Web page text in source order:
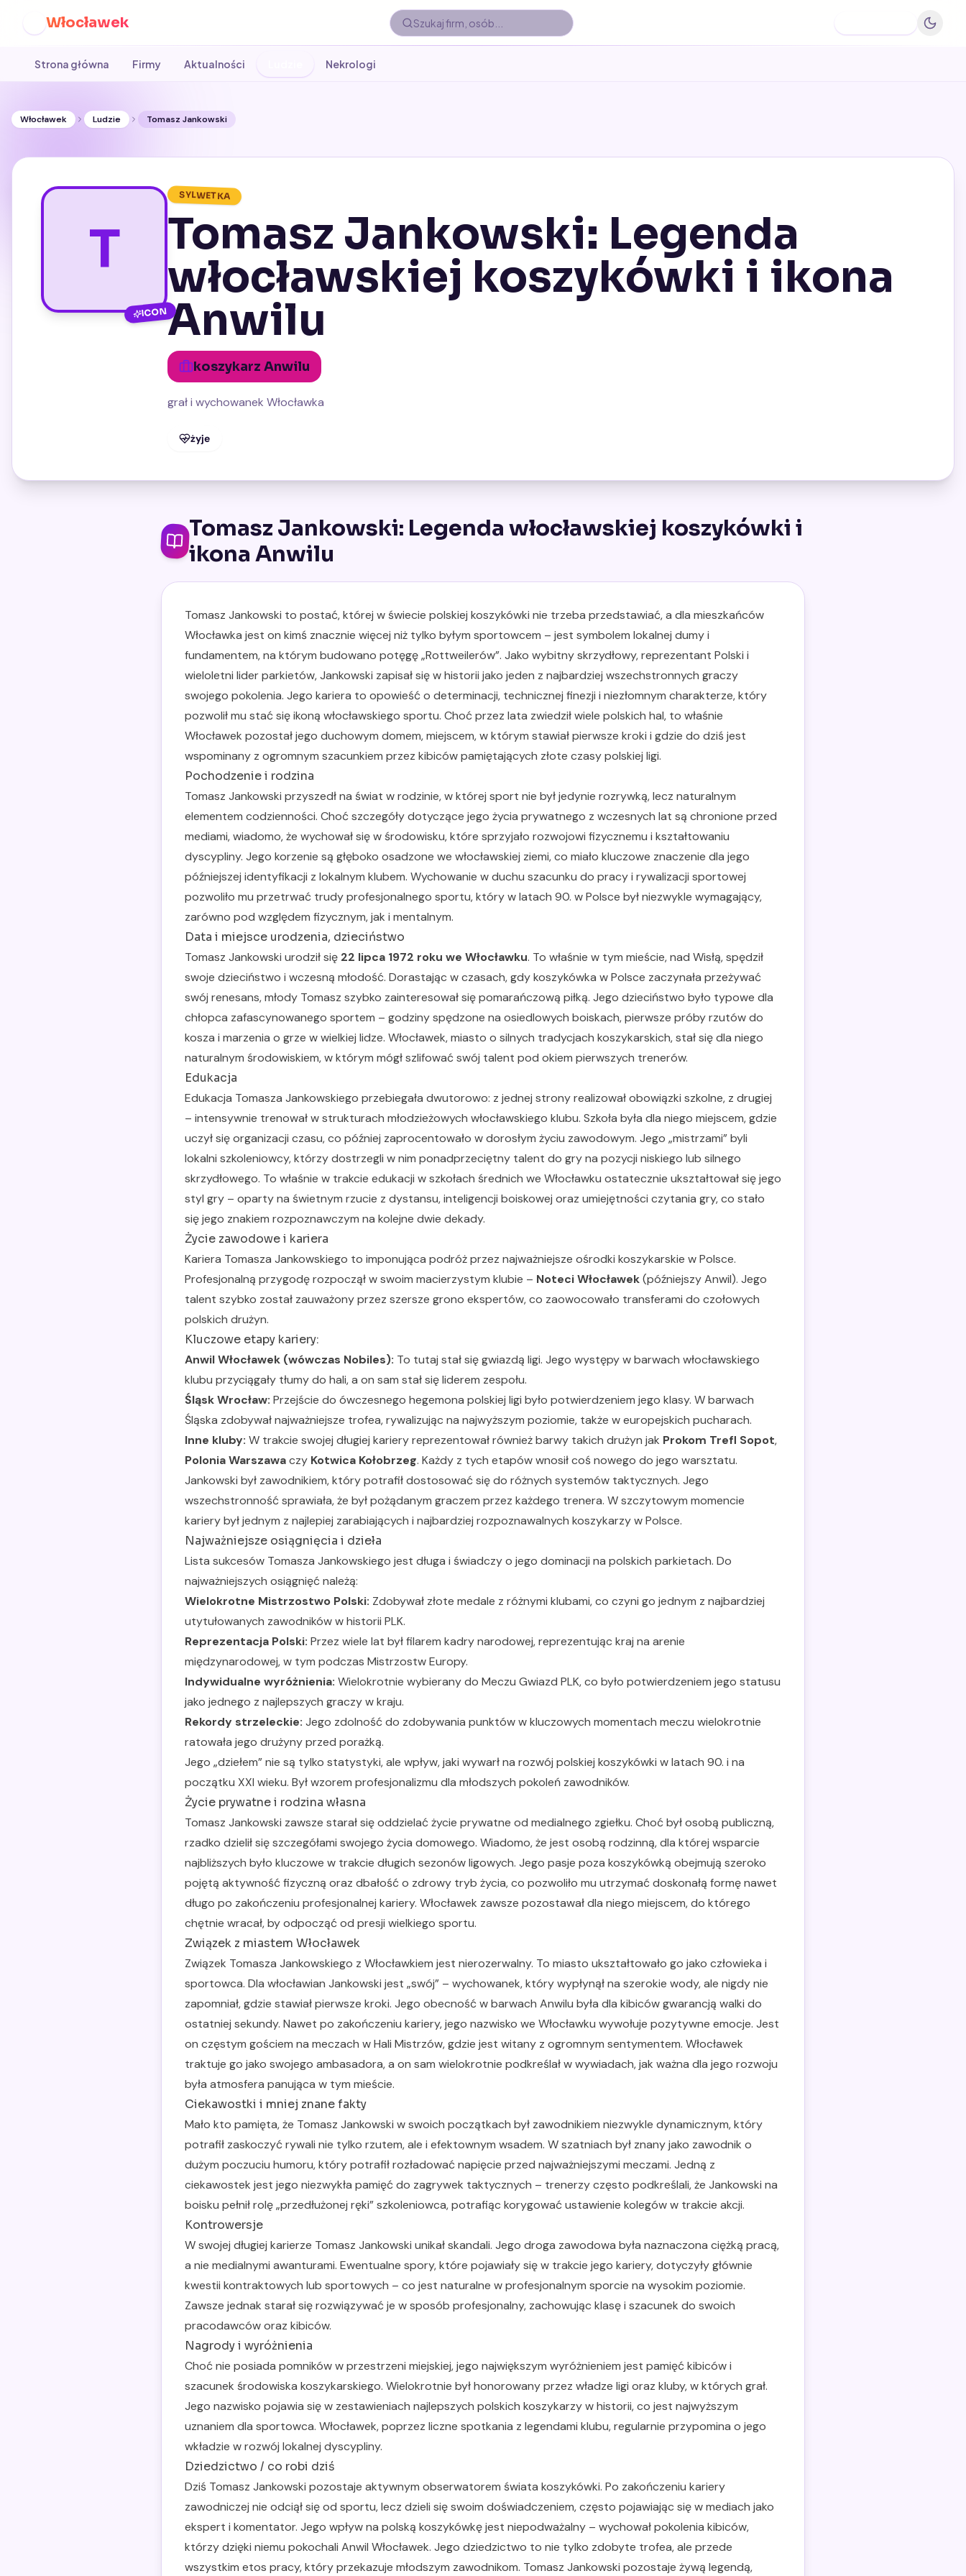
Włocławek
Strona główna Firmy Aktualności Nekrologi
Włocławek Ludzie Tomasz Jankowski
T
ICON
SYLWETKA
Tomasz Jankowski: Legenda
włocławskiej koszykówki i ikona
Anwilu
koszykarz Anwilu
grał i wychowanek Włocławka
żyje
Tomasz Jankowski: Legenda włocławskiej koszykówki i
ikona Anwilu
Tomasz Jankowski to postać, której w świecie polskiej koszykówki nie trzeba przedstawiać, a dla mieszkańców
Włocławka jest on kimś znacznie więcej niż tylko byłym sportowcem – jest symbolem lokalnej dumy i
fundamentem, na którym budowano potęgę „Rottweilerów”. Jako wybitny skrzydłowy, reprezentant Polski i
wieloletni lider parkietów, Jankowski zapisał się w historii jako jeden z najbardziej wszechstronnych graczy
swojego pokolenia. Jego kariera to opowieść o determinacji, technicznej finezji i niezłomnym charakterze, który
pozwolił mu stać się ikoną włocławskiego sportu. Choć przez lata zwiedził wiele polskich hal, to właśnie
Włocławek pozostał jego duchowym domem, miejscem, w którym stawiał pierwsze kroki i gdzie do dziś jest
wspominany z ogromnym szacunkiem przez kibiców pamiętających złote czasy polskiej ligi.
Pochodzenie i rodzina
Tomasz Jankowski przyszedł na świat w rodzinie, w której sport nie był jedynie rozrywką, lecz naturalnym
elementem codzienności. Choć szczegóły dotyczące jego życia prywatnego z wczesnych lat są chronione przed
mediami, wiadomo, że wychował się w środowisku, które sprzyjało rozwojowi fizycznemu i kształtowaniu
dyscypliny. Jego korzenie są głęboko osadzone we włocławskiej ziemi, co miało kluczowe znaczenie dla jego
późniejszej identyfikacji z lokalnym klubem. Wychowanie w duchu szacunku do pracy i rywalizacji sportowej
pozwoliło mu przetrwać trudy profesjonalnego sportu, który w latach 90. w Polsce był niezwykle wymagający,
zarówno pod względem fizycznym, jak i mentalnym.
Data i miejsce urodzenia, dzieciństwo
Tomasz Jankowski urodził się 22 lipca 1972 roku we Włocławku. To właśnie w tym mieście, nad Wisłą, spędził
swoje dzieciństwo i wczesną młodość. Dorastając w czasach, gdy koszykówka w Polsce zaczynała przeżywać
swój renesans, młody Tomasz szybko zainteresował się pomarańczową piłką. Jego dzieciństwo było typowe dla
chłopca zafascynowanego sportem – godziny spędzone na osiedlowych boiskach, pierwsze próby rzutów do
kosza i marzenia o grze w wielkiej lidze. Włocławek, miasto o silnych tradycjach koszykarskich, stał się dla niego
naturalnym środowiskiem, w którym mógł szlifować swój talent pod okiem pierwszych trenerów.
Edukacja
Edukacja Tomasza Jankowskiego przebiegała dwutorowo: z jednej strony realizował obowiązki szkolne, z drugiej
– intensywnie trenował w strukturach młodzieżowych włocławskiego klubu. Szkoła była dla niego miejscem, gdzie
uczył się organizacji czasu, co później zaprocentowało w dorosłym życiu zawodowym. Jego „mistrzami” byli
lokalni szkoleniowcy, którzy dostrzegli w nim ponadprzeciętny talent do gry na pozycji niskiego lub silnego
skrzydłowego. To właśnie w trakcie edukacji w szkołach średnich we Włocławku ostatecznie ukształtował się jego
styl gry – oparty na świetnym rzucie z dystansu, inteligencji boiskowej oraz umiejętności czytania gry, co stało
się jego znakiem rozpoznawczym na kolejne dwie dekady.
Życie zawodowe i kariera
Kariera Tomasza Jankowskiego to imponująca podróż przez najważniejsze ośrodki koszykarskie w Polsce.
Profesjonalną przygodę rozpoczął w swoim macierzystym klubie – Noteci Włocławek(późniejszy Anwil). Jego
talent szybko został zauważony przez szersze grono ekspertów, co zaowocowało transferami do czołowych
polskich drużyn.
Kluczowe etapy kariery:
Anwil Włocławek (wówczas Nobiles): To tutaj stał się gwiazdą ligi. Jego występy w barwach włocławskiego
klubu przyciągały tłumy do hali, a on sam stał się liderem zespołu.
Śląsk Wrocław: Przejście do ówczesnego hegemona polskiej ligi było potwierdzeniem jego klasy. W barwach
Śląska zdobywał najważniejsze trofea, rywalizując na najwyższym poziomie, także w europejskich pucharach.
Inne kluby: W trakcie swojej długiej kariery reprezentował również barwy takich drużyn jak Prokom Trefl Sopot,
Polonia Warszawaczy Kotwica Kołobrzeg. Każdy z tych etapów wnosił coś nowego do jego warsztatu.
Jankowski był zawodnikiem, który potrafił dostosować się do różnych systemów taktycznych. Jego
wszechstronność sprawiała, że był pożądanym graczem przez każdego trenera. W szczytowym momencie
kariery był jednym z najlepiej zarabiających i najbardziej rozpoznawalnych koszykarzy w Polsce.
Najważniejsze osiągnięcia i dzieła
Lista sukcesów Tomasza Jankowskiego jest długa i świadczy o jego dominacji na polskich parkietach. Do
najważniejszych osiągnięć należą:
Wielokrotne Mistrzostwo Polski: Zdobywał złote medale z różnymi klubami, co czyni go jednym z najbardziej
utytułowanych zawodników w historii PLK.
Reprezentacja Polski: Przez wiele lat był filarem kadry narodowej, reprezentując kraj na arenie
międzynarodowej, w tym podczas Mistrzostw Europy.
Indywidualne wyróżnienia: Wielokrotnie wybierany do Meczu Gwiazd PLK, co było potwierdzeniem jego statusu
jako jednego z najlepszych graczy w kraju.
Rekordy strzeleckie: Jego zdolność do zdobywania punktów w kluczowych momentach meczu wielokrotnie
ratowała jego drużyny przed porażką.
Jego „dziełem” nie są tylko statystyki, ale wpływ, jaki wywarł na rozwój polskiej koszykówki w latach 90. i na
początku XXI wieku. Był wzorem profesjonalizmu dla młodszych pokoleń zawodników.
Życie prywatne i rodzina własna
Tomasz Jankowski zawsze starał się oddzielać życie prywatne od medialnego zgiełku. Choć był osobą publiczną,
rzadko dzielił się szczegółami swojego życia domowego. Wiadomo, że jest osobą rodzinną, dla której wsparcie
najbliższych było kluczowe w trakcie długich sezonów ligowych. Jego pasje poza koszykówką obejmują szeroko
pojętą aktywność fizyczną oraz dbałość o zdrowy tryb życia, co pozwoliło mu utrzymać doskonałą formę nawet
długo po zakończeniu profesjonalnej kariery. Włocławek zawsze pozostawał dla niego miejscem, do którego
chętnie wracał, by odpocząć od presji wielkiego sportu.
Związek z miastem Włocławek
Związek Tomasza Jankowskiego z Włocławkiem jest nierozerwalny. To miasto ukształtowało go jako człowieka i
sportowca. Dla włocławian Jankowski jest „swój” – wychowanek, który wypłynął na szerokie wody, ale nigdy nie
zapomniał, gdzie stawiał pierwsze kroki. Jego obecność w barwach Anwilu była dla kibiców gwarancją walki do
ostatniej sekundy. Nawet po zakończeniu kariery, jego nazwisko we Włocławku wywołuje pozytywne emocje. Jest
on częstym gościem na meczach w Hali Mistrzów, gdzie jest witany z ogromnym sentymentem. Włocławek
traktuje go jako swojego ambasadora, a on sam wielokrotnie podkreślał w wywiadach, jak ważna dla jego rozwoju
była atmosfera panująca w tym mieście.
Ciekawostki i mniej znane fakty
Mało kto pamięta, że Tomasz Jankowski w swoich początkach był zawodnikiem niezwykle dynamicznym, który
potrafił zaskoczyć rywali nie tylko rzutem, ale i efektownym wsadem. W szatniach był znany jako zawodnik o
dużym poczuciu humoru, który potrafił rozładować napięcie przed najważniejszymi meczami. Jedną z
ciekawostek jest jego niezwykła pamięć do zagrywek taktycznych – trenerzy często podkreślali, że Jankowski na
boisku pełnił rolę „przedłużonej ręki” szkoleniowca, potrafiąc korygować ustawienie kolegów w trakcie akcji.
Kontrowersje
W swojej długiej karierze Tomasz Jankowski unikał skandali. Jego droga zawodowa była naznaczona ciężką pracą,
a nie medialnymi awanturami. Ewentualne spory, które pojawiały się w trakcie jego kariery, dotyczyły głównie
kwestii kontraktowych lub sportowych – co jest naturalne w profesjonalnym sporcie na wysokim poziomie.
Zawsze jednak starał się rozwiązywać je w sposób profesjonalny, zachowując klasę i szacunek do swoich
pracodawców oraz kibiców.
Nagrody i wyróżnienia
Choć nie posiada pomników w przestrzeni miejskiej, jego największym wyróżnieniem jest pamięć kibiców i
szacunek środowiska koszykarskiego. Wielokrotnie był honorowany przez władze ligi oraz kluby, w których grał.
Jego nazwisko pojawia się w zestawieniach najlepszych polskich koszykarzy w historii, co jest najwyższym
uznaniem dla sportowca. Włocławek, poprzez liczne spotkania z legendami klubu, regularnie przypomina o jego
wkładzie w rozwój lokalnej dyscypliny.
Dziedzictwo / co robi dziś
Dziś Tomasz Jankowski pozostaje aktywnym obserwatorem świata koszykówki. Po zakończeniu kariery
zawodniczej nie odciął się od sportu, lecz dzieli się swoim doświadczeniem, często pojawiając się w mediach jako
ekspert i komentator. Jego wpływ na polską koszykówkę jest niepodważalny – wychował pokolenia kibiców,
którzy dzięki niemu pokochali Anwil Włocławek. Jego dziedzictwo to nie tylko zdobyte trofea, ale przede
wszystkim etos pracy, który przekazuje młodszym zawodnikom. Tomasz Jankowski pozostaje żywą legendą,